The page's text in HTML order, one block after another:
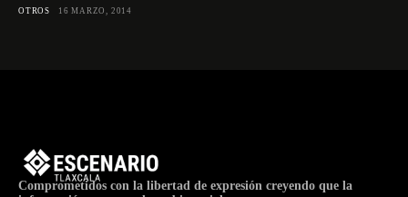
OTROS 16 MARZO, 2014
Comprometidos con la libertad de expresión creyendo que la